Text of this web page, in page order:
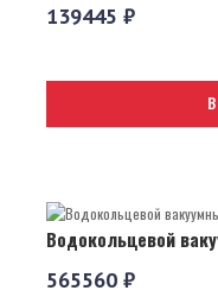
139445 ₽
Водокольцевой
565560 ₽